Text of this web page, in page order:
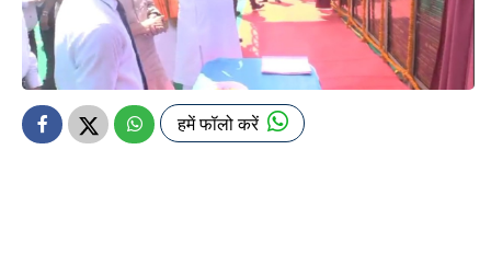
हमें फॉलो करें